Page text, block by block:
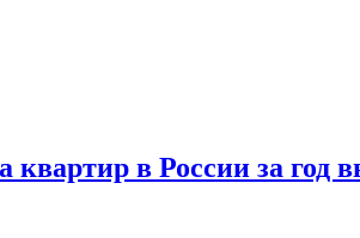
квартир в России за год